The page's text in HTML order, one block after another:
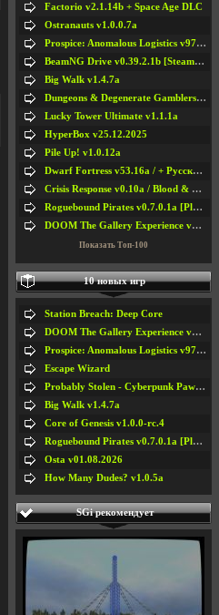
Factorio v2.1.14b + Space Age DLC
Ostranauts v1.0.0.7a
Prospice: Anomalous Logistics v97 [Playtest]
BeamNG Drive v0.39.2.1b [Steam Early Access]
Big Walk v1.4.7a
Dungeons & Degenerate Gamblers v2.0.2a
Lucky Tower Ultimate v1.1.1a
HyperBox v25.12.2025
Pile Up! v1.0.12a
Dwarf Fortress v53.16a / + Русская Версия v50.12a
Crisis Response v0.10a / Blood & Bullet
Roguebound Pirates v0.7.0.1a [Playtest]
DOOM The Gallery Experience v1.4.2
Показать Топ-100
10 новых игр
Station Breach: Deep Core
DOOM The Gallery Experience v1.4.2
Prospice: Anomalous Logistics v97 [Playtest]
Escape Wizard
Probably Stolen - Cyberpunk Pawnshop Simulator v048c [Playtest]
Big Walk v1.4.7a
Core of Genesis v1.0.0-rc.4
Roguebound Pirates v0.7.0.1a [Playtest]
Osta v01.08.2026
How Many Dudes? v1.0.5a
SGi рекомендует